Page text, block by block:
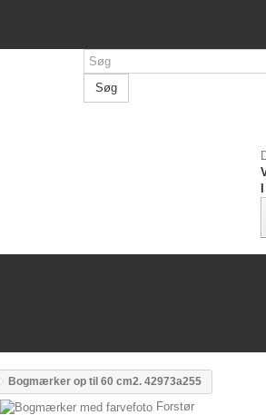
Søg
Bogmærker op til 60 cm2. 42973a255
Forstør